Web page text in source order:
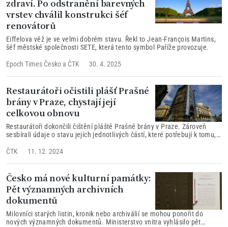
zdraví. Po odstranění barevných
vrstev chválil konstrukci šéf
renovátorů
Eiffelova věž je ve velmi dobrém stavu. Řekl to Jean-François Martins,
šéf městské společnosti SETE, která tento symbol Paříže provozuje.
Epoch Times Česko a ČTK 30. 4. 2025
Restaurátoři očistili plášť Prašné
brány v Praze, chystají její
celkovou obnovu
Restaurátoři dokončili čištění pláště Prašné brány v Praze. Zároveň
sesbírali údaje o stavu jejích jednotlivých částí, které potřebují k tomu,
ČTK
11. 12. 2024
Česko má nové kulturní památky:
Pět významných archivních
dokumentů
Milovníci starých listin, kronik nebo archiválií se mohou ponořit do
nových významných dokumentů. Ministerstvo vnitra vyhlásilo pět